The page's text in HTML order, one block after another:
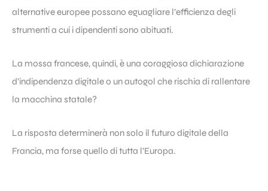
alternative europee possano eguagliare l’efficienza degli
strumenti a cui i dipendenti sono abituati.
La mossa francese, quindi, è una coraggiosa dichiarazione
d’indipendenza digitale o un autogol che rischia di rallentare
la macchina statale?
La risposta determinerà non solo il futuro digitale della
Francia, ma forse quello di tutta l’Europa.